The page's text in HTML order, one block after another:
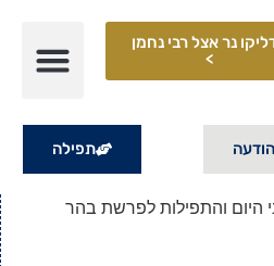
נר אצל רבי נחמן
>
הודעה תפילה
היום והתפילות לפרשת בהר